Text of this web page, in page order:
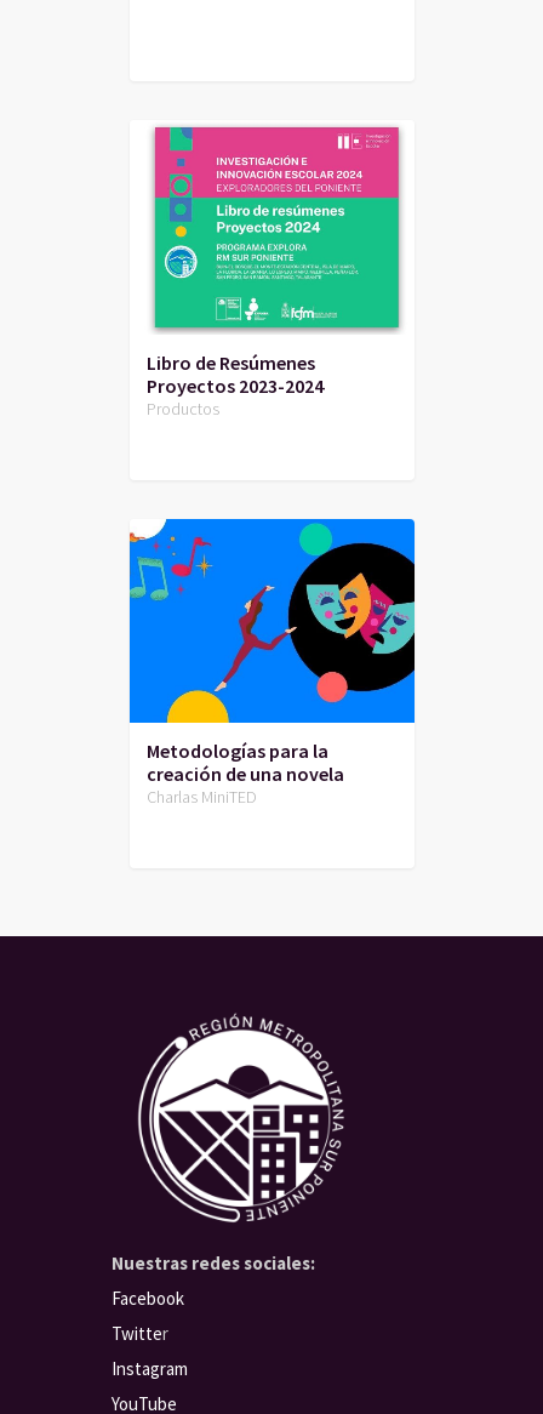
Libro de Resúmenes
Proyectos 2023-2024
Productos
Metodologías para la
creación de una novela
Charlas MiniTED
Nuestras redes sociales:
Facebook
Twitter
Instagram
YouTube